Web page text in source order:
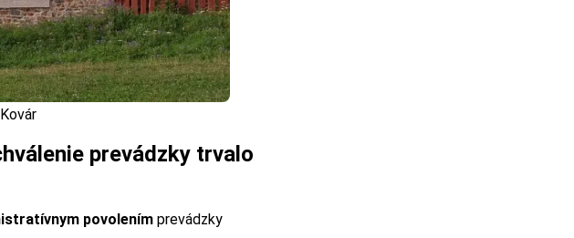
prevádzky trvalo
povolením prevádzky